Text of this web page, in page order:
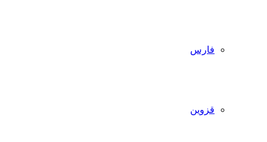
فارس
قزوین